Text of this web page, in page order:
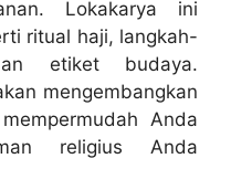
Lokakarya ini
ritual haji, langkah-
etiket budaya.
mengembangkan
Anda
religius Anda